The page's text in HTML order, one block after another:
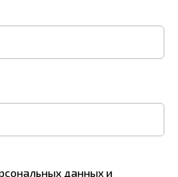
данныхи